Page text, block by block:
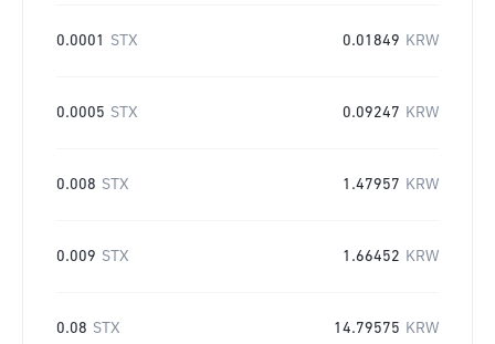
0.0001 STX 0.01849 KRW
0.0005 STX 0.09247 KRW
0.008 STX 1.47957 KRW
0.009 STX 1.66452 KRW
0.08 STX 14.79575 KRW